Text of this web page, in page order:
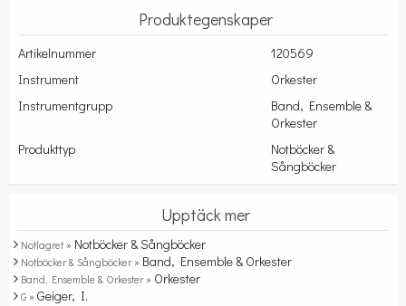
Produktegenskaper
Artikelnummer
120569
Instrument
Orkester
Instrumentgrupp
Band, Ensemble &
Orkester
Produkttyp
Notböcker &
Sångböcker
Upptäck mer
Notlagret » Notböcker & Sångböcker
Notböcker & Sångböcker » Band, Ensemble & Orkester
Band, Ensemble & Orkester » Orkester
G » Geiger, I.